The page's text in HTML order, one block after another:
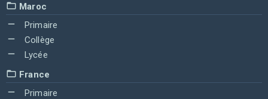
Maroc
Primaire
Collège
Lycée
France
Primaire